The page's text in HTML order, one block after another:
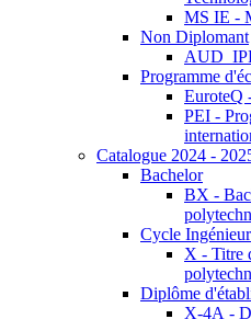
MS IE -
Non Diplomant
Programme
EuroteQ
PEI -
Catalogue 2024 -
Bachelor
BX -
Cycle Ingénieur
X - Titre
Diplôme
X-4A -